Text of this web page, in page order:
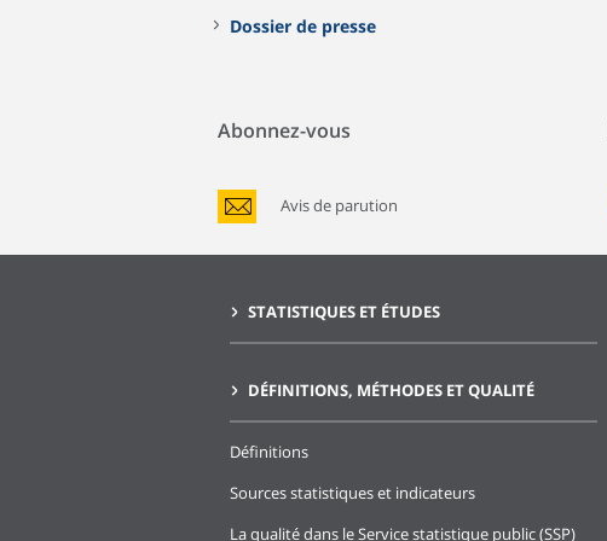
Dossier de presse
Abonnez-vous
Avis de parution
STATISTIQUES ET ÉTUDES
DÉFINITIONS, MÉTHODES ET QUALITÉ
Définitions
Sources statistiques et indicateurs
La qualité dans le Service statistique public (SSP)